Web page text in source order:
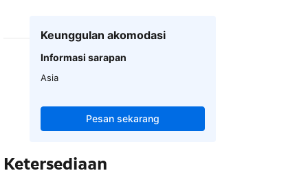
Keunggulan akomodasi
Informasi sarapan
Asia
Pesan sekarang
Ketersediaan